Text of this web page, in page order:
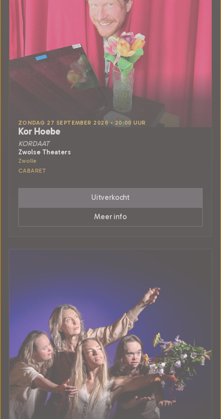
ZONDAG 27 SEPTEMBER 2026 • 20:00 UUR
Kor Hoebe
KORDAAT
Zwolse Theaters
Zwolle
CABARET
Uitverkocht
Meer info